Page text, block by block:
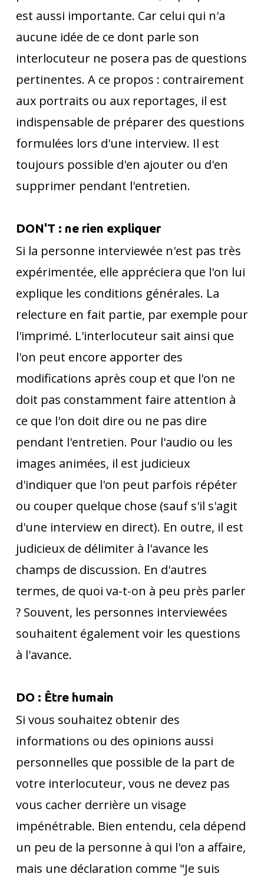
est aussi importante. Car celui qui n'a
aucune idée de ce dont parle son
interlocuteur ne posera pas de questions
pertinentes. A ce propos : contrairement
aux portraits ou aux reportages, il est
indispensable de préparer des questions
formulées lors d'une interview. Il est
toujours possible d'en ajouter ou d'en
supprimer pendant l'entretien.
DON'T : ne rien expliquer
Si la personne interviewée n'est pas très
expérimentée, elle appréciera que l'on lui
explique les conditions générales. La
relecture en fait partie, par exemple pour
l'imprimé. L'interlocuteur sait ainsi que
l'on peut encore apporter des
modifications après coup et que l'on ne
doit pas constamment faire attention à
ce que l'on doit dire ou ne pas dire
pendant l'entretien. Pour l'audio ou les
images animées, il est judicieux
d'indiquer que l'on peut parfois répéter
ou couper quelque chose (sauf s'il s'agit
d'une interview en direct). En outre, il est
judicieux de délimiter à l'avance les
champs de discussion. En d'autres
termes, de quoi va-t-on à peu près parler
? Souvent, les personnes interviewées
souhaitent également voir les questions
à l'avance.
DO : Être humain
Si vous souhaitez obtenir des
informations ou des opinions aussi
personnelles que possible de la part de
votre interlocuteur, vous ne devez pas
vous cacher derrière un visage
impénétrable. Bien entendu, cela dépend
un peu de la personne à qui l'on a affaire,
mais une déclaration comme "Je suis